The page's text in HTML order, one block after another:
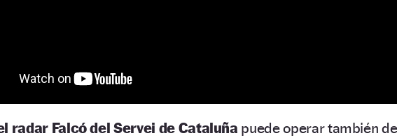
radar Falcó del Servei de Cataluña puede operar también de